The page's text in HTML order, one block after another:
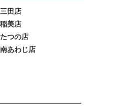
三田店
稲美店
たつの店
南あわじ店